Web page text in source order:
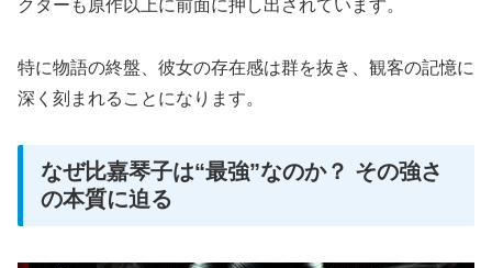
クターも原作以上に前面に押し出されています。
特に物語の終盤、彼女の存在感は群を抜き、観客の記憶に
深く刻まれることになります。
なぜ比嘉琴子は“最強”なのか？ その強さ
の本質に迫る